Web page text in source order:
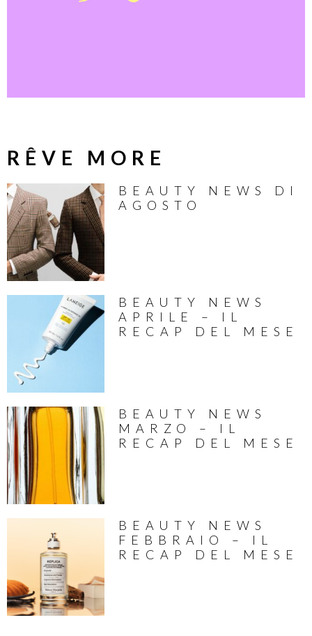
RÊVE MORE
BEAUTY NEWS DI
AGOSTO
BEAUTY NEWS
APRILE – IL
RECAP DEL MESE
BEAUTY NEWS
MARZO – IL
RECAP DEL MESE
BEAUTY NEWS
FEBBRAIO – IL
RECAP DEL MESE